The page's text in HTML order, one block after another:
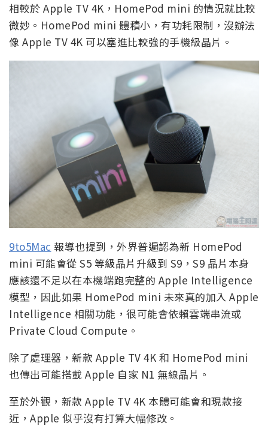
相較於 Apple TV 4K，HomePod mini 的情況就比較
微妙。HomePod mini 體積小，有功耗限制，沒辦法
像 Apple TV 4K 可以塞進比較強的手機級晶片。
9to5Mac 報導也提到，外界普遍認為新 HomePod
mini 可能會從 S5 等級晶片升級到 S9，S9 晶片本身
應該還不足以在本機端跑完整的 Apple Intelligence
模型，因此如果 HomePod mini 未來真的加入 Apple
Intelligence 相關功能，很可能會依賴雲端串流或
Private Cloud Compute。
除了處理器，新款 Apple TV 4K 和 HomePod mini
也傳出可能搭載 Apple 自家 N1 無線晶片。
至於外觀，新款 Apple TV 4K 本體可能會和現款接
近，Apple 似乎沒有打算大幅修改。